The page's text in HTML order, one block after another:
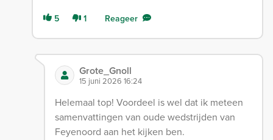
5 1 Reageer
Grote_Gnoll
15 juni 2026 16:24
Helemaal top! Voordeel is wel dat ik meteen
samenvattingen van oude wedstrijden van
Feyenoord aan het kijken ben.